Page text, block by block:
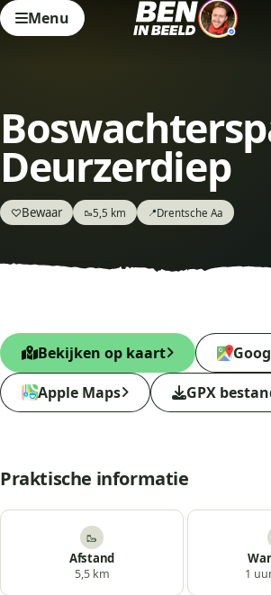
Menu
Deurzerdiep
♡Bewaar 🥾5,5 km 📍Drentsche Aa
Bekijken op kaart
Apple Maps
GPX
Praktische informatie
🥾
Afstand
5,5 km 1